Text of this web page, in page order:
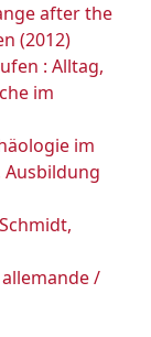
after the
(2012)
: Alltag,
im
im
Ausbildung
/